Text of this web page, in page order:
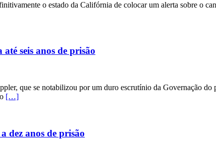
o estado da Califórnia de colocar um alerta sobre o
seis anos de prisão
que se notabilizou por um duro escrutínio da Governação do
[…]
dez anos de prisão